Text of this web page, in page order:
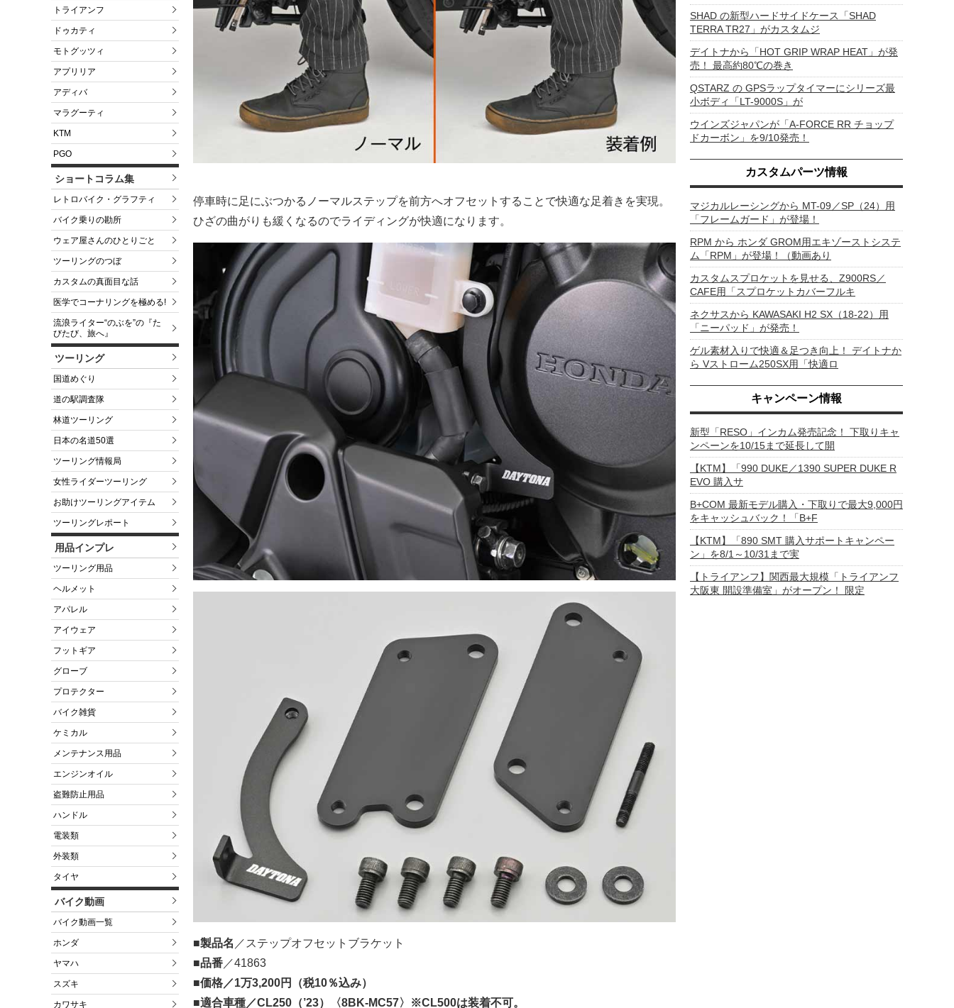
トライアンフ
ドゥカティ
モトグッツィ
アプリリア
アディバ
マラグーティ
KTM
PGO
ショートコラム集
レトロバイク・グラフティ
バイク乗りの勘所
ウェア屋さんのひとりごと
ツーリングのつぼ
カスタムの真面目な話
医学でコーナリングを極める!
流浪ライター“のぶを”の『た
びたび、旅へ』
ツーリング
国道めぐり
道の駅調査隊
林道ツーリング
日本の名道50選
ツーリング情報局
女性ライダーツーリング
お助けツーリングアイテム
ツーリングレポート
用品インプレ
ツーリング用品
ヘルメット
アパレル
アイウェア
フットギア
グローブ
プロテクター
バイク雑貨
ケミカル
メンテナンス用品
エンジンオイル
盗難防止用品
ハンドル
電装類
外装類
タイヤ
バイク動画
バイク動画一覧
ホンダ
ヤマハ
スズキ
カワサキ
停車時に足にぶつかるノーマルステップを前方へオフセットすることで快適な足着きを実現。
ひざの曲がりも緩くなるのでライディングが快適になります。
■製品名 ／ステップオフセットブラケット
■品番 ／41863
■価格／1万3,200円（税10％込み）
■適合車種／CL250（’23）〈8BK-MC57〉※CL500は装着不可。
SHAD の新型ハードサイドケース「SHAD
TERRA TR27」がカスタムジ
デイトナから「HOT GRIP WRAP HEAT」が発
売！ 最高約80℃の巻き
QSTARZ の GPSラップタイマーにシリーズ最
小ボディ「LT-9000S」が
ウインズジャパンが「A-FORCE RR チョップ
ドカーボン」を9/10発売！
カスタムパーツ情報
マジカルレーシングから MT-09／SP（24）用
「フレームガード」が登場！
RPM から ホンダ GROM用エキゾーストシステ
ム「RPM」が登場！（動画あり
カスタムスプロケットを見せる、Z900RS／
CAFE用「スプロケットカバーフルキ
ネクサスから KAWASAKI H2 SX（18-22）用
「ニーパッド」が発売！
ゲル素材入りで快適＆足つき向上！ デイトナか
ら Vストローム250SX用「快適ロ
キャンペーン情報
新型「RESO」インカム発売記念！ 下取りキャ
ンペーンを10/15まで延長して開
【KTM】「990 DUKE／1390 SUPER DUKE R
EVO 購入サ
B+COM 最新モデル購入・下取りで最大9,000円
をキャッシュバック！「B+F
【KTM】「890 SMT 購入サポートキャンペー
ン」を8/1～10/31まで実
【トライアンフ】関西最大規模「トライアンフ
大阪東 開設準備室」がオープン！ 限定